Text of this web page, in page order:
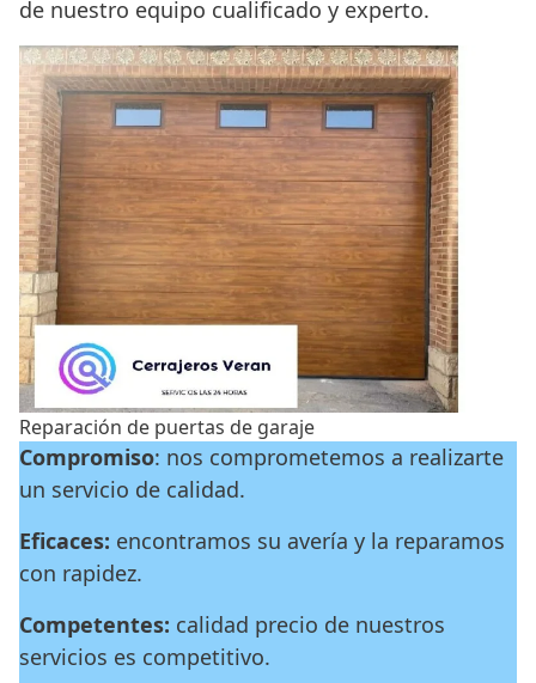
de nuestro equipo cualificado y experto.
Reparación de puertas de garaje
Compromiso: nos comprometemos a realizarte
un servicio de calidad.
Eficaces: encontramos su avería y la reparamos
con rapidez.
Competentes: calidad precio de nuestros
servicios es competitivo.